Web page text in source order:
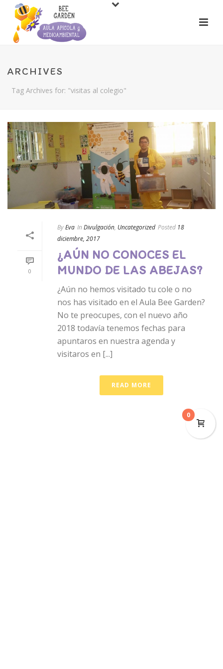
ARCHIVES
Tag Archives for: "visitas al colegio"
0
ByEva In Divulgación, Uncategorized Posted 18
diciembre, 2017
¿AÚN NO CONOCES EL
MUNDO DE LAS ABEJAS?
¿Aún no hemos visitado tu cole o no
nos has visitado en el Aula Bee Garden?
No te preocupes, con el nuevo año
2018 todavía tenemos fechas para
apuntaros en nuestra agenda y
visitaros en [...]
READ MORE
0